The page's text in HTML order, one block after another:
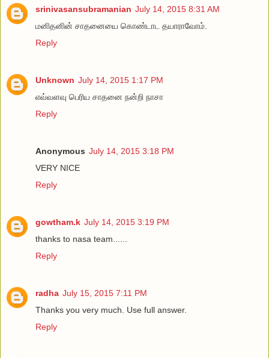
srinivasansubramanian July 14, 2015 8:31 AM
மனிதனின் சாதனையை கொண்டாட தயாராவோம்.
Reply
Unknown July 14, 2015 1:17 PM
எவ்வளவு பெரிய சாதனை நன்றி நாசா
Reply
Anonymous July 14, 2015 3:18 PM
VERY NICE
Reply
gowtham.k July 14, 2015 3:19 PM
thanks to nasa team......
Reply
radha July 15, 2015 7:11 PM
Thanks you very much. Use full answer.
Reply